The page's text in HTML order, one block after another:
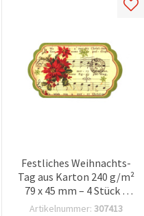
Festliches Weihnachts-
Tag aus Karton 240 g/m²
79 x 45 mm – 4 Stück –
ideal zum Geschenke
Artikelnummer: 307413